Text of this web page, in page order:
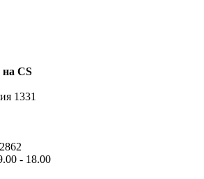
на CS
1331
- 18.00